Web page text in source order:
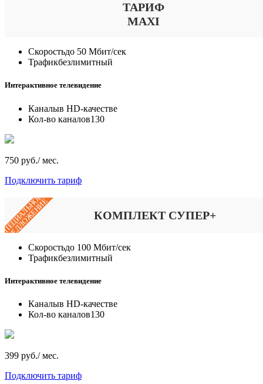
ТАРИФ
MAXI
Скоростьдо 50 Мбит/сек
Трафикбезлимитный
Интерактивное телевидение
Каналыв HD-качестве
Кол-во каналов130
750 руб./ мес.
Подключить тариф
ПРЕДЛОЖЕНИЕ КОМПЛЕКТ СУПЕР+
Скоростьдо 100 Мбит/сек
Трафикбезлимитный
Интерактивное телевидение
Каналыв HD-качестве
Кол-во каналов130
399 руб./ мес.
Подключить тариф